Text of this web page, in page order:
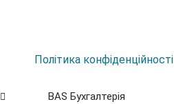
Політика конфіденційності
BAS Бухгалтерія